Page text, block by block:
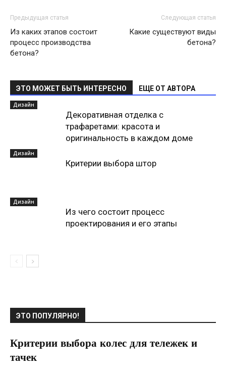
Предыдущая статья
Из каких этапов состоит
процесс производства
бетона?
Следующая статья
Какие существуют виды
бетона?
ЭТО МОЖЕТ БЫТЬ ИНТЕРЕСНО ЕЩЕ ОТ АВТОРА
Дизайн
Декоративная отделка с
трафаретами: красота и
оригинальность в каждом доме
Дизайн
Критерии выбора штор
Дизайн
Из чего состоит процесс
проектирования и его этапы
ЭТО ПОПУЛЯРНО!
Критерии выбора колес для тележек и
тачек
14.12.2020